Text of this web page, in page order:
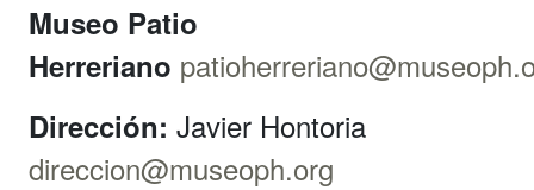
Museo Patio
Herreriano
Dirección: Javier Hontoria
direccion@museoph.org